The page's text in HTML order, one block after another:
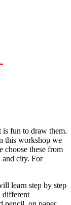
dan een
het kopje
Schrijf je
is fun to draw them.
this workshop we
choose these from
and city. For
learn step by step
different